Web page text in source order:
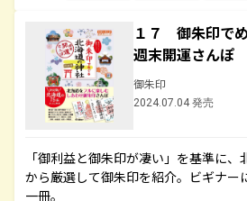
１７ 御朱印で
週末開運さんぽ
御朱印
2024.07.04 発売
「御利益と御朱印が凄い」を基準に
から厳選して御朱印を紹介。ビギナー
一冊。